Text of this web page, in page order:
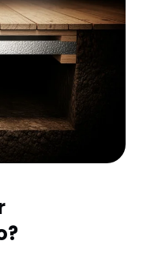
flink
een besparing tot
van €4-6 per
winters die
een no-
zoveel
isoleren.